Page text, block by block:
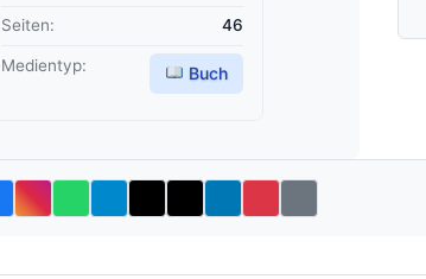
Seiten: 46
Medientyp: Buch